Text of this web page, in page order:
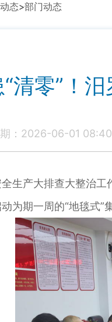
态>部门动态
清零”！
期：2026-06-01 08:40
产大排查大整治工
为期一周的“地毯式”